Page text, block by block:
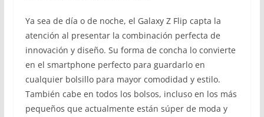
Ya sea de día o de noche, el Galaxy Z Flip capta la
atención al presentar la combinación perfecta de
innovación y diseño. Su forma de concha lo convierte
en el smartphone perfecto para guardarlo en
cualquier bolsillo para mayor comodidad y estilo.
También cabe en todos los bolsos, incluso en los más
pequeños que actualmente están súper de moda y